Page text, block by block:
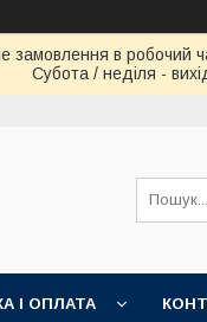
в робочий
Субота / неділя -
І ОПЛАТА